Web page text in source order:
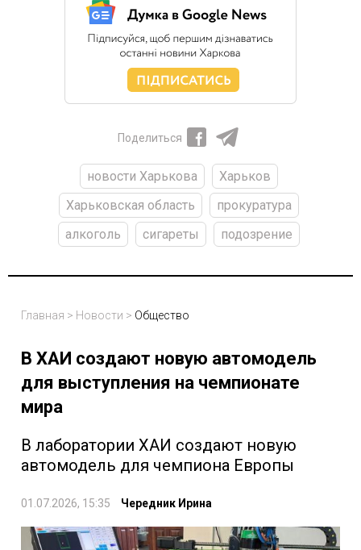
Поделиться
новости Харькова
Харьков
Харьковская область
прокуратура
алкоголь
сигареты подозрение
Главная > Новости > Общество
В ХАИ создают новую автомодель
для выступления на чемпионате
мира
В лаборатории ХАИ создают новую
автомодель для чемпиона Европы
01.07.2026, 15:35 Чередник Ирина